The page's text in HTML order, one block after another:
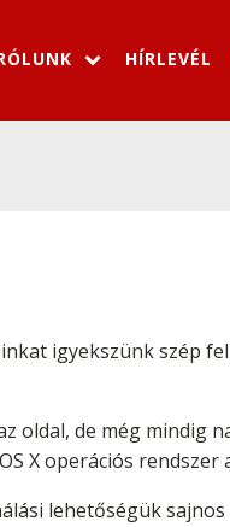
HÍRLEVÉL
igyekszünk szép
oldal, de még mindig
X operációs rendszer
lehetőségük